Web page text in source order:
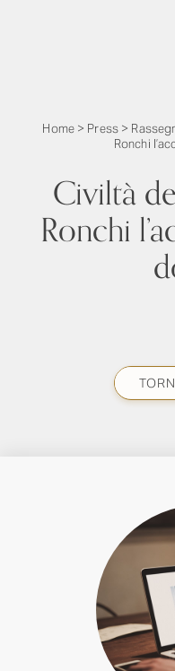
Home> Press>
Ronchi
Civiltà
Ronchi